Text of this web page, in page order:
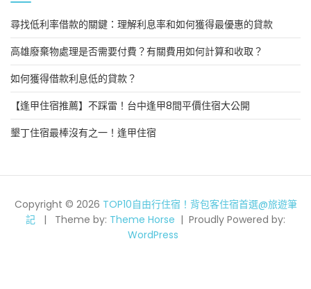
尋找低利率借款的關鍵：理解利息率和如何獲得最優惠的貸款
高雄廢棄物處理是否需要付費？有關費用如何計算和收取？
如何獲得借款利息低的貸款？
【逢甲住宿推薦】不踩雷！台中逢甲8間平價住宿大公開
墾丁住宿最棒沒有之一！逢甲住宿
Copyright © 2026 TOP10自由行住宿！背包客住宿首選@旅遊筆
記
Theme by: Theme Horse
Proudly Powered by:
WordPress